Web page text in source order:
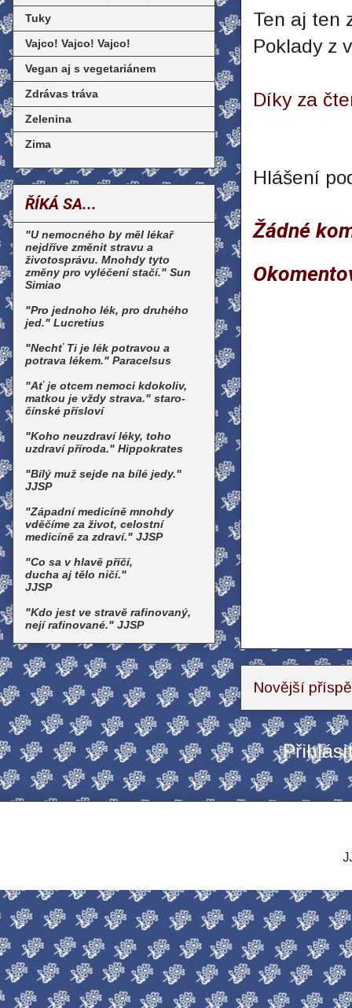
Ten aj ten
Poklady z
Díky za
Hlášení
Žádné
Novější
Tuky
Vajco! Vajco! Vajco!
Vegan aj s vegetariánem
Zdrávas tráva
Zelenina
Zima
ŘÍKÁ SA...
"U nemocného by měl lékař
nejdříve změnit stravu a
životosprávu. Mnohdy tyto
změny pro vyléčení stačí." Sun
Simiao
"Pro jednoho lék, pro druhého
jed." Lucretius
"Nechť Ti je lék potravou a
potrava lékem." Paracelsus
"Ať je otcem nemoci kdokoliv,
matkou je vždy strava." staro-
čínské přísloví
"Koho neuzdraví léky, toho
uzdraví příroda." Hippokrates
"Bílý muž sejde na bílé jedy."
JJSP
"Západní medicíně mnohdy
vděčíme za život, celostní
medicíně za zdraví." JJSP
"Co sa v hlavě příčí,
ducha aj tělo ničí."
JJSP
"Kdo jest ve stravě rafinovaný,
nejí rafinované." JJSP